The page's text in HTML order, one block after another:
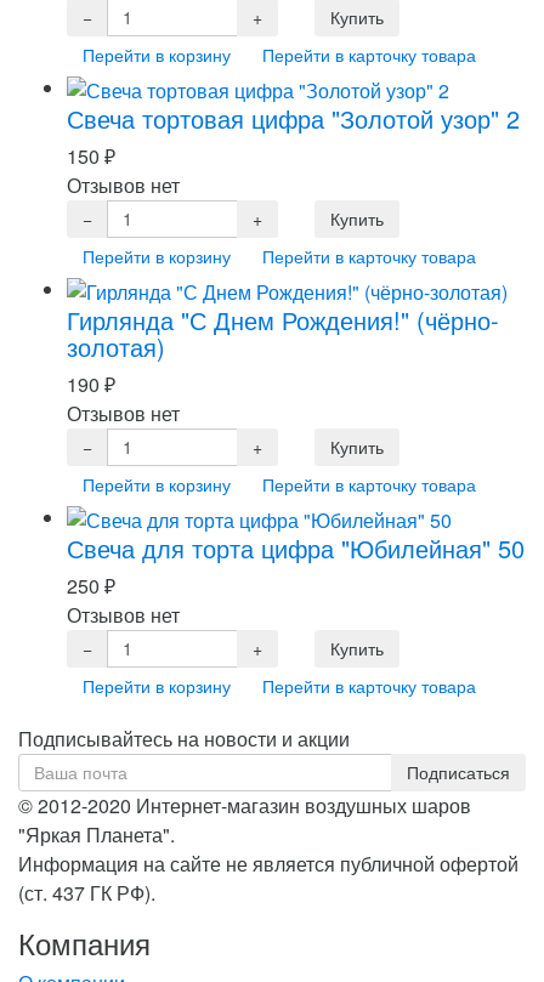
Перейти в корзину Перейти в карточку товара
Свеча тортовая цифра "Золотой узор" 2
150 ₽
Отзывов нет
Перейти в корзину Перейти в карточку товара
Гирлянда "С Днем Рождения!" (чёрно-
золотая)
190 ₽
Отзывов нет
Перейти в корзину Перейти в карточку товара
Свеча для торта цифра "Юбилейная" 50
250 ₽
Отзывов нет
Перейти в корзину Перейти в карточку товара
Подписывайтесь на новости и акции
© 2012-2020 Интернет-магазин воздушных шаров
"Яркая Планета".
Информация на сайте не является публичной офертой
(ст. 437 ГК РФ).
Компания